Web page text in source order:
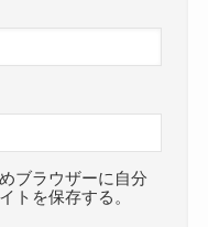
ブラウザーに自分
トを保存する。